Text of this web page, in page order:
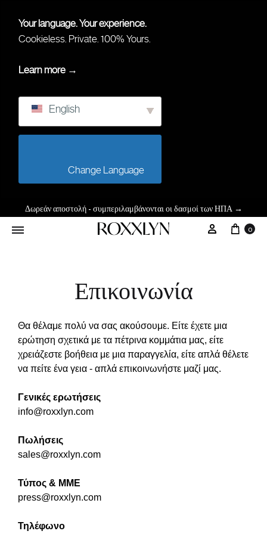
Your language. Your experience.
Cookieless. Private. 100% Yours.
Learn more →
English
Δωρεάν αποστολή - συμπεριλαμβάνονται οι δασμοί των ΗΠΑ →
0
Επικοινωνία
Θα θέλαμε πολύ να σας ακούσουμε. Είτε έχετε μια
ερώτηση σχετικά με τα πέτρινα κομμάτια μας, είτε
χρειάζεστε βοήθεια με μια παραγγελία, είτε απλά θέλετε
να πείτε ένα γεια - απλά επικοινωνήστε μαζί μας.
Γενικές ερωτήσεις
info@roxxlyn.com
Πωλήσεις
sales@roxxlyn.com
Τύπος & ΜΜΕ
press@roxxlyn.com
Τηλέφωνο